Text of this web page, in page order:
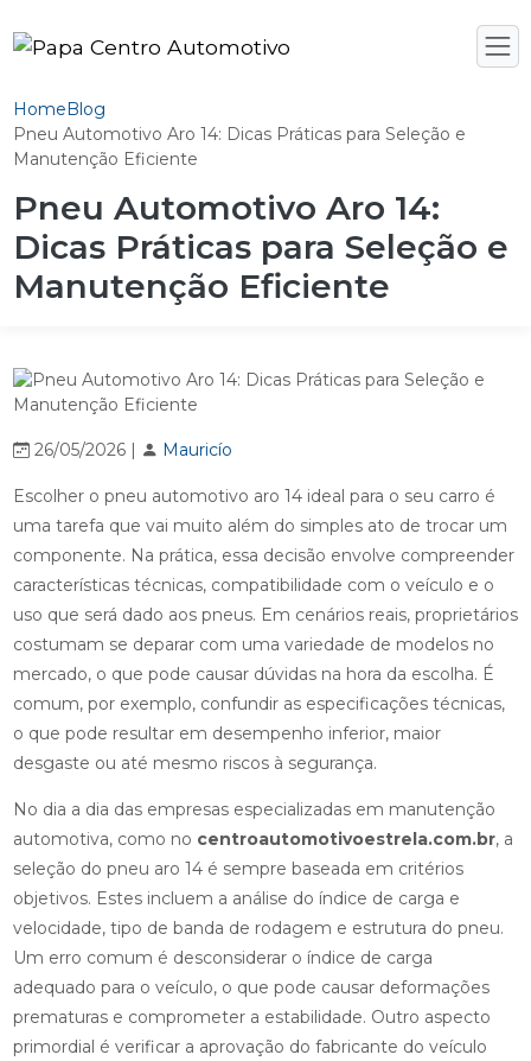
HomeBlog
Pneu Automotivo Aro 14: Dicas Práticas para Seleção e
Manutenção Eficiente
Pneu Automotivo Aro 14:
Dicas Práticas para Seleção e
Manutenção Eficiente
26/05/2026 | Mauricío
Escolher o pneu automotivo aro 14 ideal para o seu carro é
uma tarefa que vai muito além do simples ato de trocar um
componente. Na prática, essa decisão envolve compreender
características técnicas, compatibilidade com o veículo e o
uso que será dado aos pneus. Em cenários reais, proprietários
costumam se deparar com uma variedade de modelos no
mercado, o que pode causar dúvidas na hora da escolha. É
comum, por exemplo, confundir as especificações técnicas,
o que pode resultar em desempenho inferior, maior
desgaste ou até mesmo riscos à segurança.
No dia a dia das empresas especializadas em manutenção
automotiva, como no centroautomotivoestrela.com.br, a
seleção do pneu aro 14 é sempre baseada em critérios
objetivos. Estes incluem a análise do índice de carga e
velocidade, tipo de banda de rodagem e estrutura do pneu.
Um erro comum é desconsiderar o índice de carga
adequado para o veículo, o que pode causar deformações
prematuras e comprometer a estabilidade. Outro aspecto
primordial é verificar a aprovação do fabricante do veículo